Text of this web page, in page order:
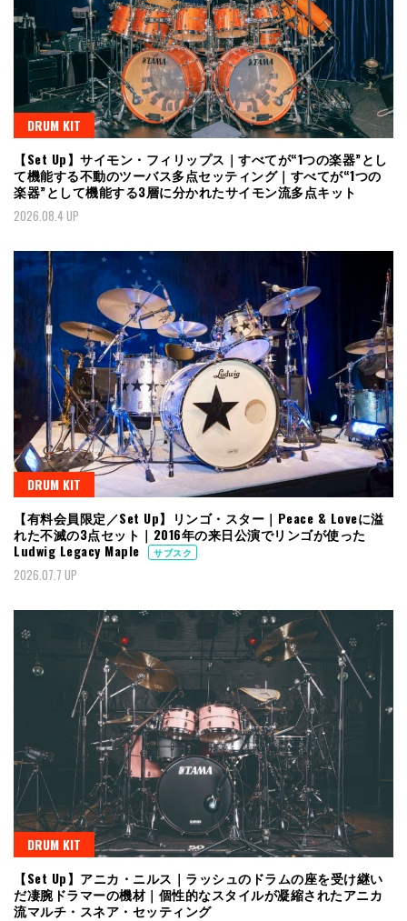
DRUM KIT
【Set Up】サイモン・フィリップス｜すべてが“1つの楽器”とし
て機能する不動のツーバス多点セッティング｜すべてが“1つの
楽器”として機能する3層に分かれたサイモン流多点キット
2026.08.4 UP
DRUM KIT
【有料会員限定／Set Up】リンゴ・スター｜Peace & Loveに溢
れた不滅の3点セット｜2016年の来日公演でリンゴが使った
Ludwig Legacy Maple
サブスク
2026.07.7 UP
DRUM KIT
【Set Up】アニカ・ニルス｜ラッシュのドラムの座を受け継い
だ凄腕ドラマーの機材｜個性的なスタイルが凝縮されたアニカ
流マルチ・スネア・セッティング